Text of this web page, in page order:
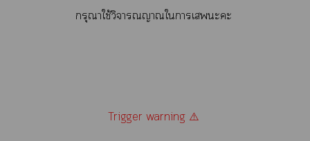
กรุณาใช้วิจารณญาณใาเะะ
Trigger warning ⚠️